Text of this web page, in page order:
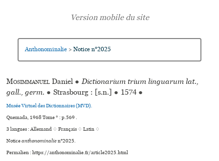
Anthonominalie > Notice n°2025
Mosimmanuel Daniel ● Dictionarium trium linguarum lat.,
gall., germ. ● Strasbourg : [s.n.] ● 1574 ●
Musée Virtuel des Dictionnaires (MVD).
Quemada, 1968 Tome * : p.569 .
3 langues :Allemand ♢Français ♢Latin ♢
Noticeanthonominalien°2025.
Permalien : https://anthonominalie.fr/article2025.html